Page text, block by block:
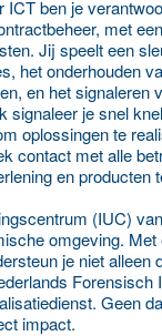
ICT ben je
met
Jij speelt een
het onderhouden
en het signaleren
signaleer je snel
oplossingen te
contact met alle
en producten
(IUC)
omgeving.
je niet alleen
Forensisch
Geen
impact.